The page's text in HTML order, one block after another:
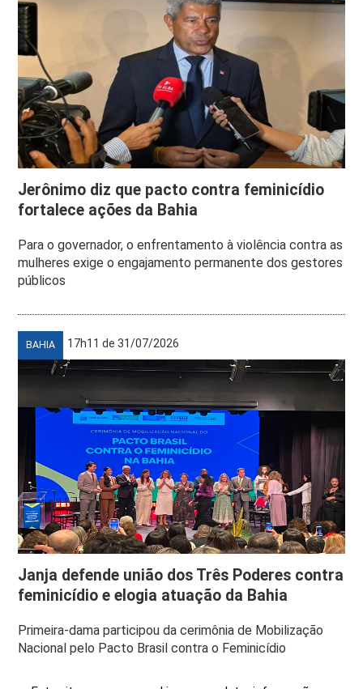
Jerônimo diz que pacto contra feminicídio
fortalece ações da Bahia
Para o governador, o enfrentamento à violência contra as
mulheres exige o engajamento permanente dos gestores
públicos
BAHIA 17h11 de 31/07/2026
Janja defende união dos Três Poderes contra
feminicídio e elogia atuação da Bahia
Primeira-dama participou da cerimônia de Mobilização
Nacional pelo Pacto Brasil contra o Feminicídio